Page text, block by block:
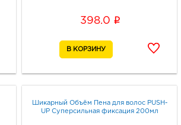
398.0 i
Шикарный Объём Пена для волос PUSH-
UP Суперсильная фиксация 200мл